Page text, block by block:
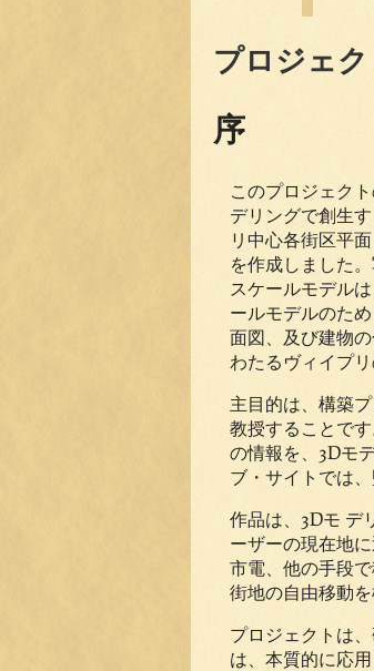
プロジェク
序
このプロジェク
デリングで創生
リ中心各街区平
を作成しました
スケールモデル
ールモデルのた
面図、及び建物
わたるヴィイプ
主目的は、構築
教授することで
の情報を、 3Dモ
ブ・サイトでは
作品は、 3Dモ デ
ーザーの現在地
市電、他の手段
街地の自由移動
プロジェクトは
は、本質的に応